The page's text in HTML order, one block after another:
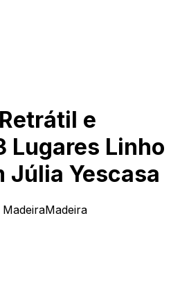
e
Lugares Linho
Júlia Yescasa
MadeiraMadeira